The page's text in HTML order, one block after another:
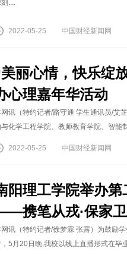
....
2022-05-25 中国财经新闻网
美丽心情，快乐绽
心理嘉年华活动
讯（特约记者/路守通 学生通讯员/艾
化学工程学院、教师教育学院、智能
2022-05-25 中国财经新闻网
阳理工学院举办
携笔从戎·保家
讯（特约记者/徐梦霖 张露）为鼓励
，5月20日晚,我校以线上直播形式在